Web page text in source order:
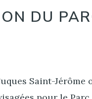
DU
Saint-